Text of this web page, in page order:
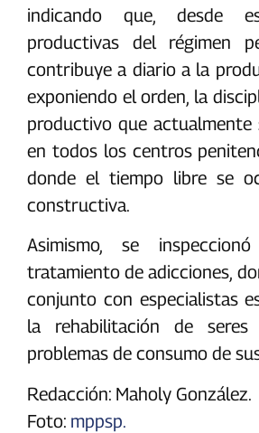
indicando que, desde
productivas del régimen
contribuye a diario a la
exponiendo el orden, la
productivo que actualmente
en todos los centros
donde el tiempo libre se
constructiva.
Asimismo, se
tratamiento de adicciones,
conjunto con especialistas
la rehabilitación de seres
problemas de consumo de
Redacción: Maholy González.
Foto: mppsp.